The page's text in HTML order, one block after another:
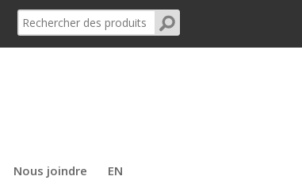
Nous joindre EN